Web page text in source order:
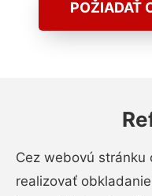
POŽIADAŤ
Cez webovú stránku
realizovať